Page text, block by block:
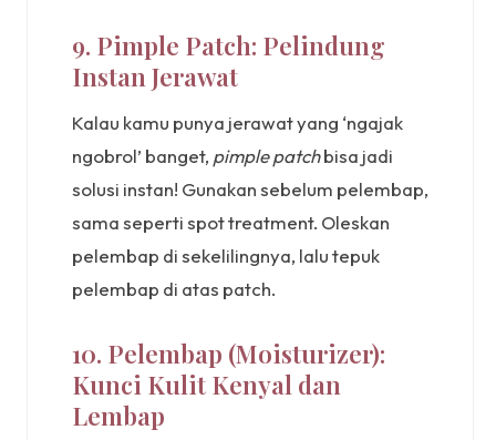
9. Pimple Patch: Pelindung
Instan Jerawat
Kalau kamu punya jerawat yang ‘ngajak
ngobrol’ banget, pimple patchbisa jadi
solusi instan! Gunakan sebelum pelembap,
sama seperti spot treatment. Oleskan
pelembap di sekelilingnya, lalu tepuk
pelembap di atas patch.
10. Pelembap (Moisturizer):
Kunci Kulit Kenyal dan
Lembap